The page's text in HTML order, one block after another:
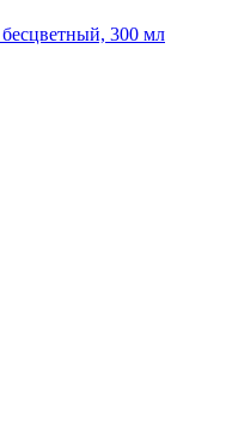
300 мл